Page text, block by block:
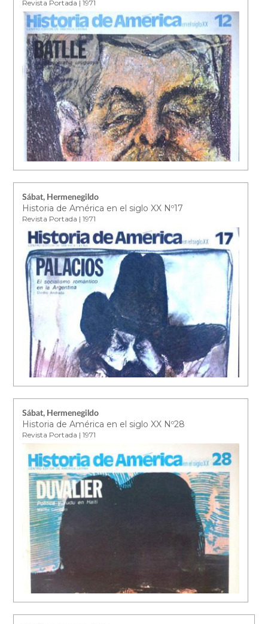
Revista Portada | 1971
Sábat, Hermenegildo
Historia de América en el siglo XX Nº17
Revista Portada | 1971
Sábat, Hermenegildo
Historia de América en el siglo XX Nº28
Revista Portada | 1971